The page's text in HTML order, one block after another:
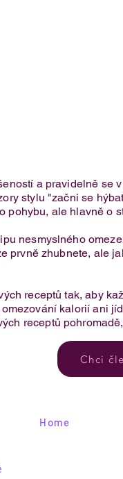
tvarohem
a pravidelně se
stylu "začni se
pohybu, ale hlavně o
nesmyslného
prvně zhubnete, ale
receptů tak, aby
kalorií ani
receptů
Chci
Home